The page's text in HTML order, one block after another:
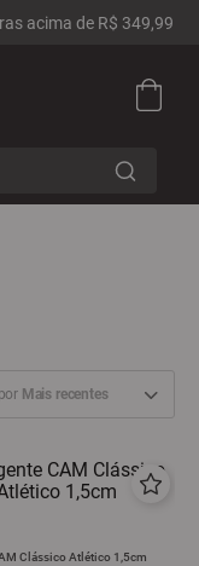
acima de R$ 349,99
Mais recentes
Clássico Atlético 1,5cm